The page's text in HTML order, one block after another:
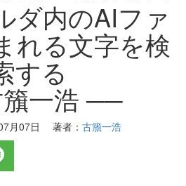
内のAIファ
れる文字を検
する
一浩 ──
月07日 著者： 古籏一浩